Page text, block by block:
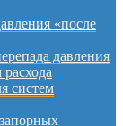
«после
давления
систем